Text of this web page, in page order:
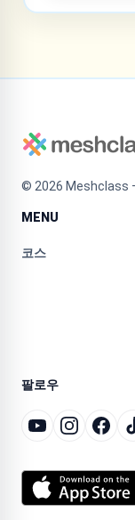
© 2026 Meshclass
MENU
코스
팔로우